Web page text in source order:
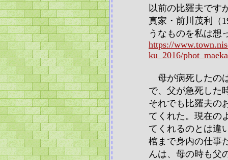
以前の比羅夫です
真家・前川茂利（
うなものを私は想
https://
ku_2016/
母が病死したの
で、父が急死した
それでも比羅夫の
てくれた。現在の
てくれるのとは違
棺まで身内の仕事
んは、母の時も父